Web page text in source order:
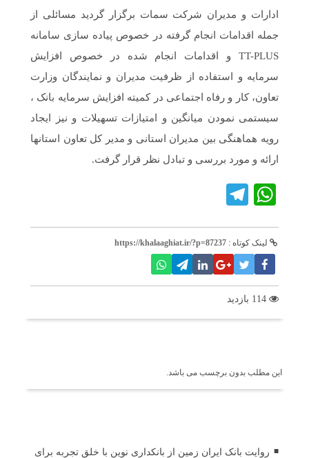
ادارات و مدیران شرکت سمات برگزار گردید مسائلی از
جمله اقدامات انجام گرفته در خصوص پیاده سازی سامانه
TT-PLUS و اقدامات انجام شده در خصوص افزایش
سرمایه و استفاده از ظرفیت مدیران و نمایندگان وزارت
تعاون، کار و رفاه اجتماعی در کمیته افزایش سرمایه بانک ،
سیستمی نمودن میانگین و امتیازات تسهیلات و نیز ایجاد
رویه هماهنگی بین مدیران استانی و مدیر کل تعاون استانها
ارائه و مورد بررسی و تبادل نظر قرار گرفت.
WhatsApp
لینک کوتاه : https://khalaaghiat.ir/?p=87237
این مطلب بدون برچسب می باشد.
روایت بانک ایران زمین از بانکداری نوین با خلق تجربه برای